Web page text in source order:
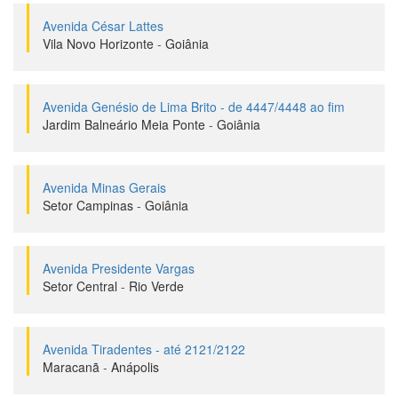
Avenida César Lattes
Vila Novo Horizonte - Goiânia
Avenida Genésio de Lima Brito - de 4447/4448 ao fim
Jardim Balneário Meia Ponte - Goiânia
Avenida Minas Gerais
Setor Campinas - Goiânia
Avenida Presidente Vargas
Setor Central - Rio Verde
Avenida Tiradentes - até 2121/2122
Maracanã - Anápolis